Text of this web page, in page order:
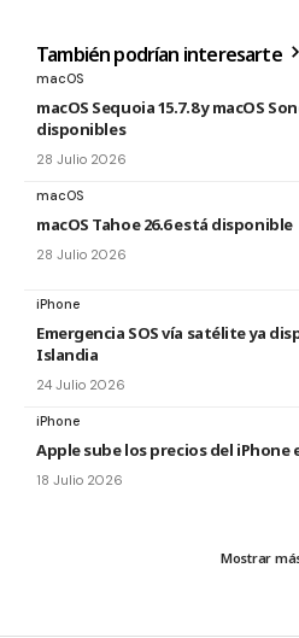
También podrían interesarte
macOS
macOS Sequoia 15.7.8 y macOS
disponibles
28 Julio 2026
macOS
macOS Tahoe 26.6 está disponible
28 Julio 2026
iPhone
Emergencia SOS vía satélite ya
Islandia
24 Julio 2026
iPhone
Apple sube los precios del iPhone
18 Julio 2026
Mostrar